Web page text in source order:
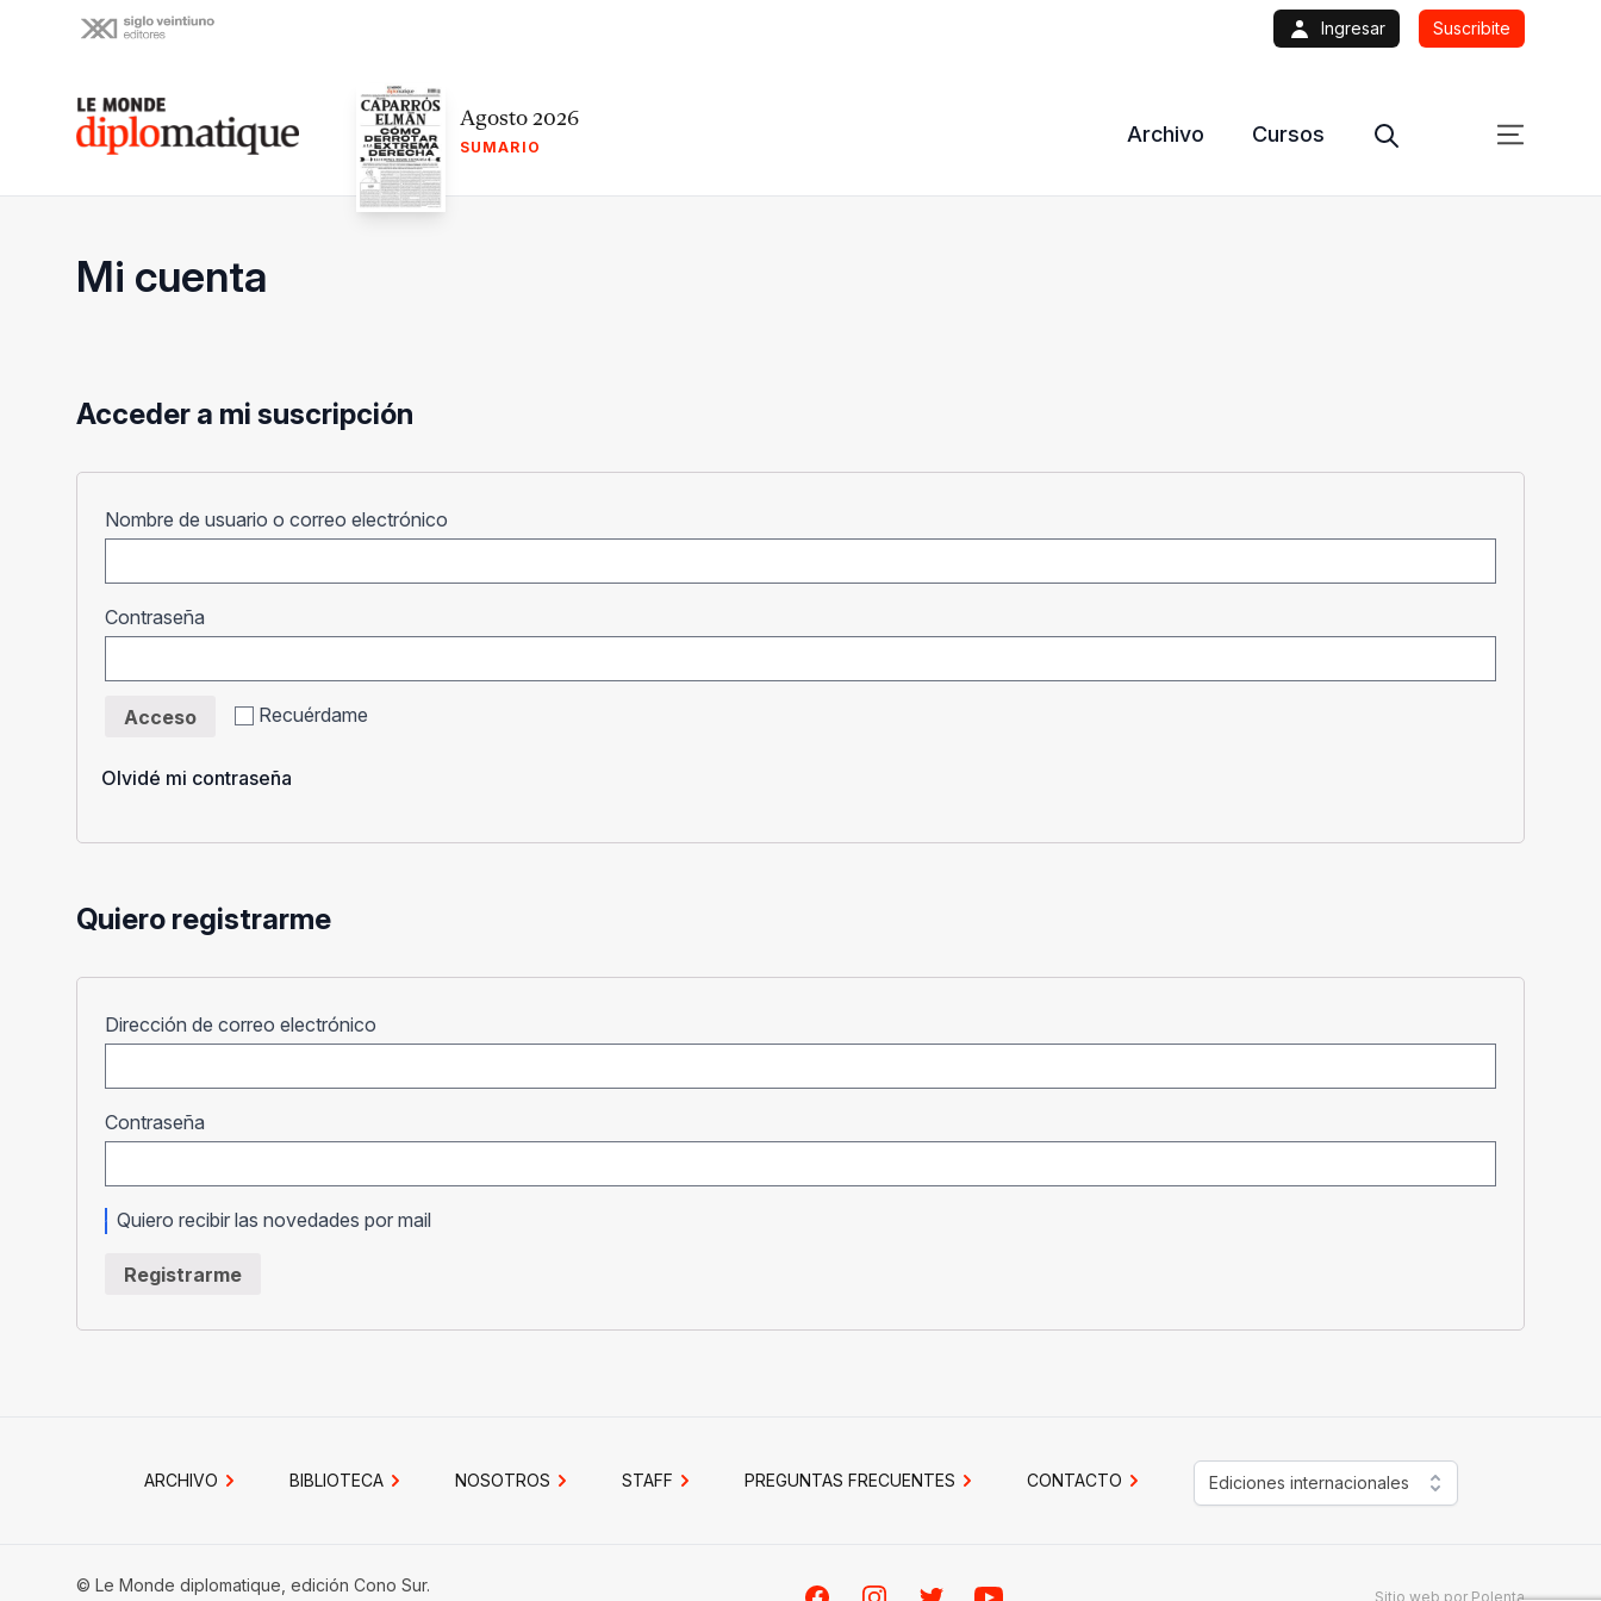
Ingresar Suscribite
Le monde diplomatique Agosto 2026
SUMARIO
Archivo Cursos
Mi cuenta
Acceder a mi suscripción
Nombre de usuario o correo electrónico
Contraseña
Recuérdame
Acceso
Olvidé mi contraseña
Quiero registrarme
Dirección de correo electrónico
Contraseña
Quiero recibir las novedades por mail
Registrarme
ARCHIVO BIBLIOTECA NOSOTROS STAFF PREGUNTAS FRECUENTES CONTACTO Ediciones internacionales
© Le Monde diplomatique, edición Cono Sur.
Sitio web por Polenta